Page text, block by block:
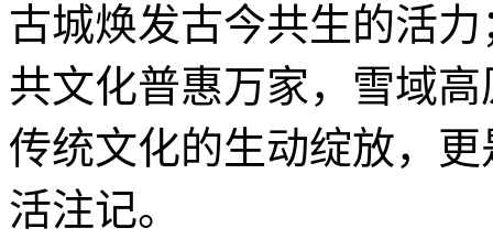
古城焕发古今共生的活
共文化普惠万家，雪域
传统文化的生动绽放，
活注记。